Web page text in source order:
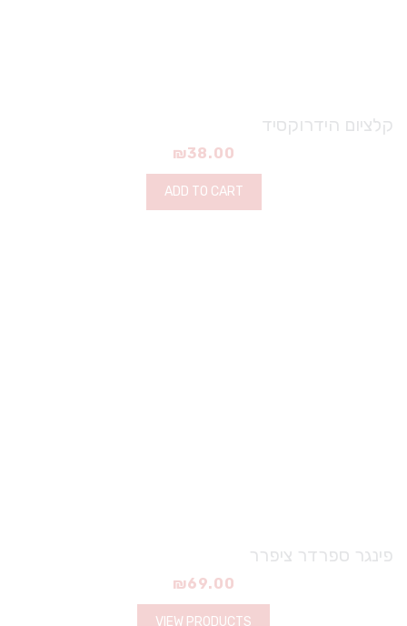
קלציום הידרוקסיד
₪38.00
ADD TO CART
פינגר ספרדר ציפרר
₪69.00
VIEW PRODUCTS